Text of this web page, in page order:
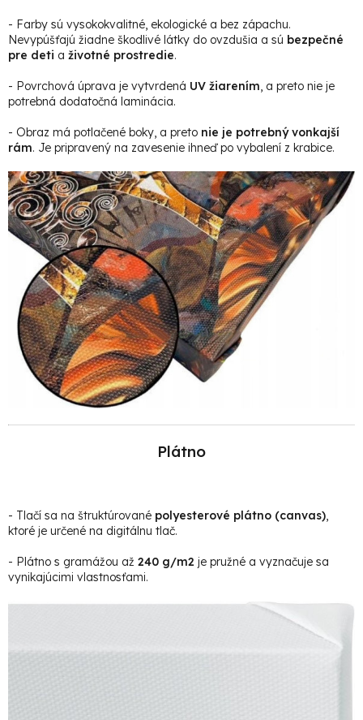
- Farby sú vysokokvalitné, ekologické a bez zápachu.
Nevypúšťajú žiadne škodlivé látky do ovzdušia a sú bezpečné
pre deti a životné prostredie.
- Povrchová úprava je vytvrdená UV žiarením, a preto nie je
potrebná dodatočná laminácia.
- Obraz má potlačené boky, a preto nie je potrebný vonkajší
rám. Je pripravený na zavesenie ihneď po vybalení z krabice.
Plátno
- Tlačí sa na štruktúrované polyesterové plátno (canvas)
ktoré je určené na digitálnu tlač.
- Plátno s gramážou až 240 g/m2 je pružné a vyznačuje sa
vynikajúcimi vlastnosťami.